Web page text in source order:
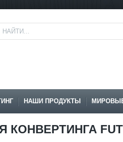
НАШИ ПРОДУКТЫ
КОНВЕРТИНГА